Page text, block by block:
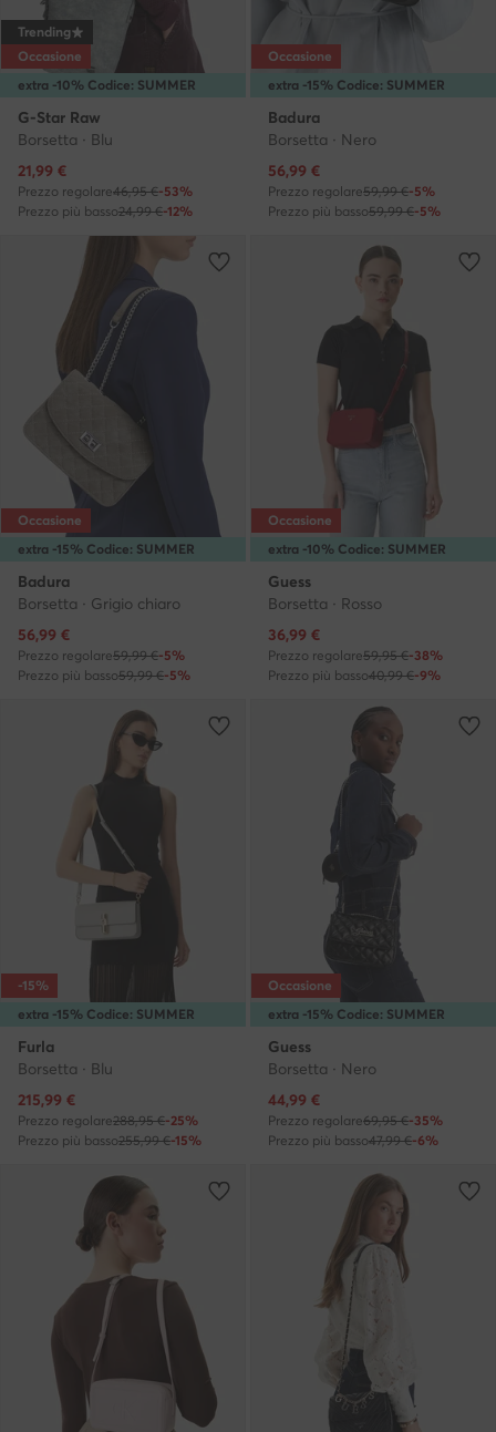
extra -10% Codice: SUMMER
Trending
Occasione
G-Star Raw
Borsetta · Blu
Prezzo attuale
21,99 €
Prezzo regolare46,95 €-53%
Prezzo più basso24,99 €-12%
extra -15% Codice: SUMMER
Occasione
Badura
Borsetta · Nero
Prezzo attuale
56,99 €
Prezzo regolare59,99 €-5%
Prezzo più basso59,99 €-5%
extra -15% Codice: SUMMER
Occasione
Badura
Borsetta · Grigio chiaro
Prezzo attuale
56,99 €
Prezzo regolare59,99 €-5%
Prezzo più basso59,99 €-5%
extra -10% Codice: SUMMER
Occasione
Guess
Borsetta · Rosso
Prezzo attuale
36,99 €
Prezzo regolare59,95 €-38%
Prezzo più basso40,99 €-9%
extra -15% Codice: SUMMER
-15%
Furla
Borsetta · Blu
Prezzo attuale
215,99 €
Prezzo regolare288,95 €-25%
Prezzo più basso255,99 €-15%
extra -15% Codice: SUMMER
Occasione
Guess
Borsetta · Nero
Prezzo attuale
44,99 €
Prezzo regolare69,95 €-35%
Prezzo più basso47,99 €-6%